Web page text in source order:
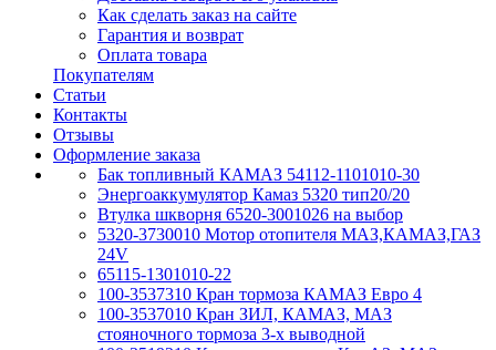
Как сделать заказ на сайте
Гарантия и возврат
Оплата товара
Покупателям
Статьи
Контакты
Отзывы
Оформление заказа
Бак топливный КАМАЗ 54112-1101010-30
Энергоаккумулятор Камаз 5320 тип20/20
Втулка шкворня 6520-3001026 на выбор
5320-3730010 Мотор отопителя МАЗ,КАМАЗ,ГАЗ
24V
65115-1301010-22
100-3537310 Кран тормоза КАМАЗ Евро 4
100-3537010 Кран ЗИЛ, КАМАЗ, МАЗ
стояночного тормоза 3-х выводной